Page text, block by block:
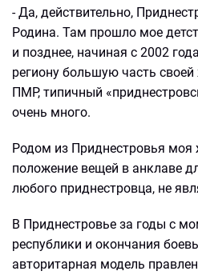
- Да, действительно,
Родина. Там прошло мое
и позднее, начиная с 2002
региону большую часть
ПМР, типичный
очень много.
Родом из Приднестровья моя
положение вещей в анклаве
любого приднестровца, не
В Приднестровье за годы с
республики и окончания
авторитарная модель